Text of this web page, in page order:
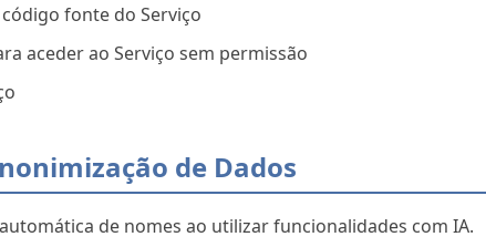
fonte do Serviço
aceder ao Serviço sem permissão
de Dados
de nomes ao utilizar funcionalidades com IA.